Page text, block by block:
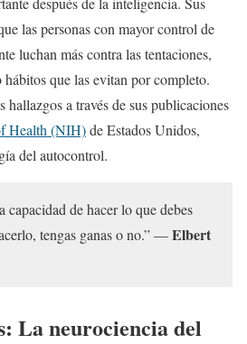
las personas con mayor control de
luchan más contra las tentaciones,
que las evitan por completo.
hallazgos a través de sus publicaciones
Health (NIH)de Estados Unidos,
del autocontrol.
capacidad de hacer lo que debes
tengas ganas o no.” —Elbert
La neurociencia del